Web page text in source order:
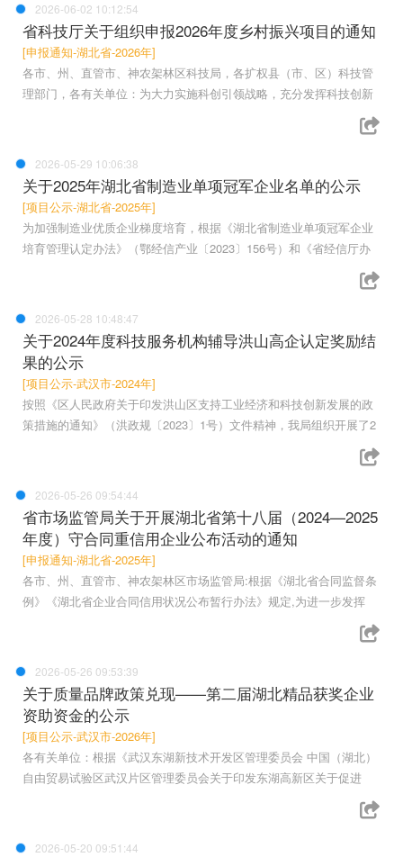
2026-06-02 10:12:54
省科技厅关于组织申报2026年度乡村振兴项目的通知
[申报通知-湖北省-2026年]
各市、州、直管市、神农架林区科技局，各扩权县（市、区）科技管
理部门，各有关单位：为大力实施科创引领战略，充分发挥科技创新
2026-05-29 10:06:38
关于2025年湖北省制造业单项冠军企业名单的公示
[项目公示-湖北省-2025年]
为加强制造业优质企业梯度培育，根据《湖北省制造业单项冠军企业
培育管理认定办法》（鄂经信产业〔2023〕156号）和《省经信厅办
2026-05-28 10:48:47
关于2024年度科技服务机构辅导洪山高企认定奖励结
果的公示
[项目公示-武汉市-2024年]
按照《区人民政府关于印发洪山区支持工业经济和科技创新发展的政
策措施的通知》（洪政规〔2023〕1号）文件精神，我局组织开展了2
2026-05-26 09:54:44
省市场监管局关于开展湖北省第十八届（2024—2025
年度）守合同重信用企业公布活动的通知
[申报通知-湖北省-2025年]
各市、州、直管市、神农架林区市场监管局:根据《湖北省合同监督条
例》《湖北省企业合同信用状况公布暂行办法》规定,为进一步发挥
2026-05-26 09:53:39
关于质量品牌政策兑现——第二届湖北精品获奖企业
资助资金的公示
[项目公示-武汉市-2026年]
各有关单位：根据《武汉东湖新技术开发区管理委员会 中国（湖北）
自由贸易试验区武汉片区管理委员会关于印发东湖高新区关于促进
2026-05-20 09:51:44